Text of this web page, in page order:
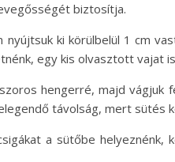
biztosítja.
ki körülbelül 1 cm
egy kis olvasztott vajat
hengerré, majd vágjuk
távolság, mert sütés
a sütőbe